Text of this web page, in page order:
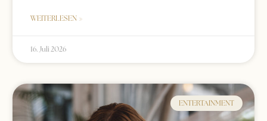
WEITERLESEN »
16. Juli 2026
ENTERTAINMENT